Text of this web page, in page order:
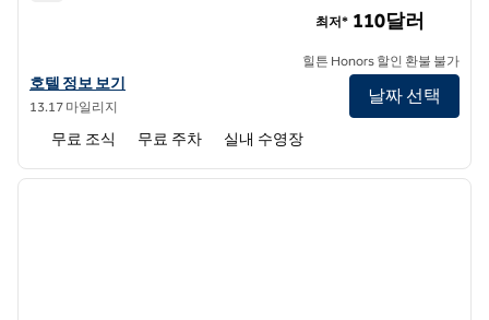
햄튼 인 & 스위트 웨스트포드-첼름스포드의 호텔 정보 보기
호텔 정보 보기
13.17 마일리지
최저* 110달러
힐튼 Honors 할인 환불 불가
날짜 선택
무료 조식 무료 주차 실내 수영장
1/12
다음